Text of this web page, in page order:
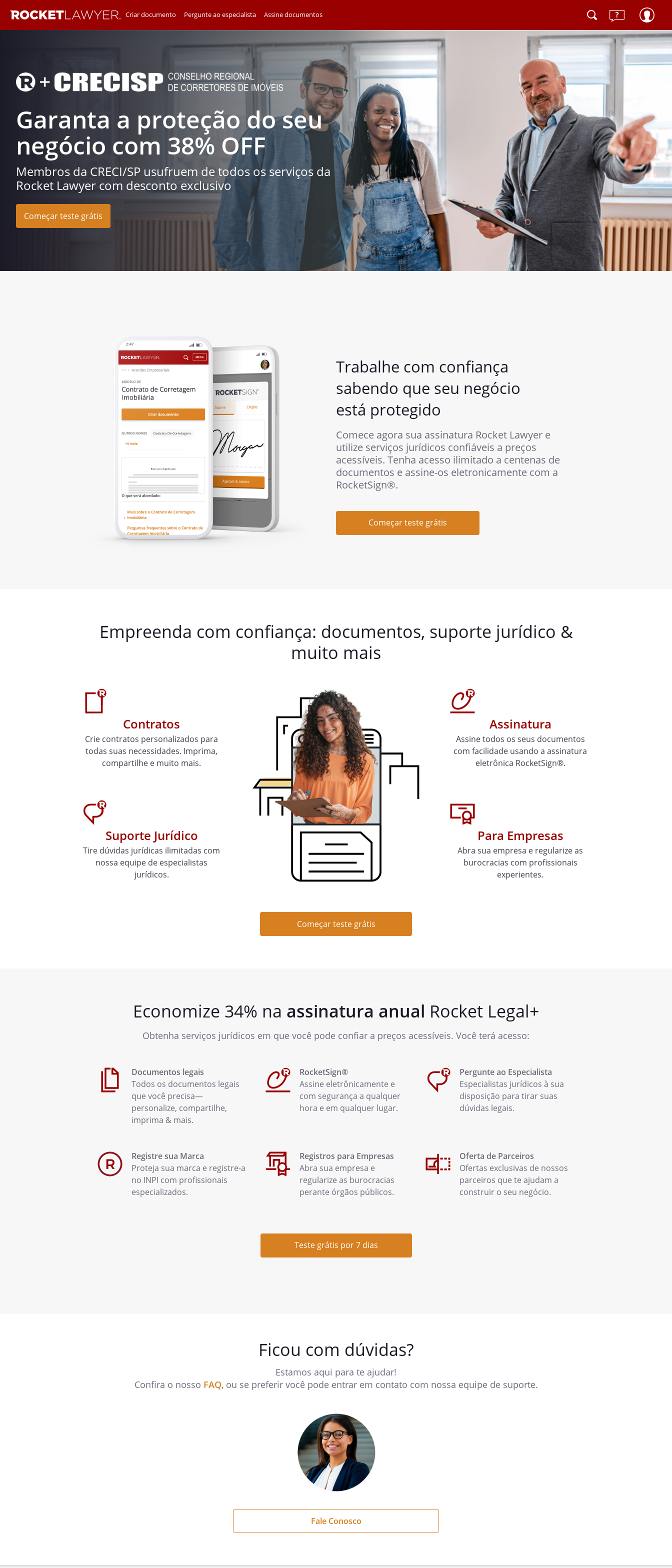
Criar documento Pergunte ao especialista Assine documentos
Garanta a proteção do seu
negócio com 38% OFF
Membros da CRECI/SP usufruem de todos os serviços da
Rocket Lawyer com desconto exclusivo
Começar teste grátis
Trabalhe com confiança
sabendo que seu negócio
está protegido
Comece agora sua assinatura Rocket Lawyer e
utilize serviços jurídicos confiáveis a preços
acessíveis. Tenha acesso ilimitado a centenas de
documentos e assine-os eletronicamente com a
RocketSign®.
Começar teste grátis
Empreenda com confiança: documentos, suporte jurídico &
muito mais
Contratos
Crie contratos personalizados para
todas suas necessidades. Imprima,
compartilhe e muito mais.
Assinatura
Assine todos os seus documentos
com facilidade usando a assinatura
eletrônica RocketSign®.
Suporte Jurídico
Tire dúvidas jurídicas ilimitadas com
nossa equipe de especialistas
jurídicos.
Para Empresas
Abra sua empresa e regularize as
burocracias com profissionais
experientes.
Começar teste grátis
Economize 34% na assinatura anual Rocket Legal+
Obtenha serviços jurídicos em que você pode confiar a preços acessíveis. Você terá acesso:
Documentos legais
Todos os documentos legais
que você precisa—
personalize, compartilhe,
imprima & mais.
RocketSign®
Assine eletrônicamente e
com segurança a qualquer
hora e em qualquer lugar.
Pergunte ao Especialista
Especialistas jurídicos à sua
disposição para tirar suas
dúvidas legais.
Registre sua Marca
Proteja sua marca e registre-a
no INPI com profissionais
especializados.
Registros para Empresas
Abra sua empresa e
regularize as burocracias
perante órgãos públicos.
Oferta de Parceiros
Ofertas exclusivas de nossos
parceiros que te ajudam a
construir o seu negócio.
Teste grátis por 7 dias
Ficou com dúvidas?
Estamos aqui para te ajudar!
Confira o nosso FAQ, ou se preferir você pode entrar em contato com nossa equipe de suporte.
Fale Conosco